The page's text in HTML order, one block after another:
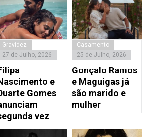
Gravidez
27 de Julho, 2026
e
Gomes
vez
Casamento
25 de Julho, 2026
Gonçalo Ramos
e Maguigas já
são marido e
mulher